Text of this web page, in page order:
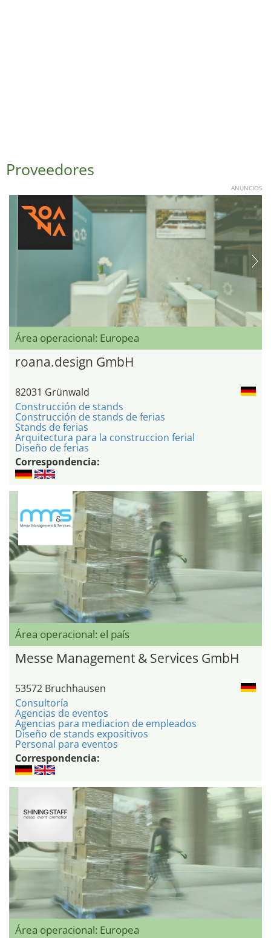
Proveedores
ANUNCIOS
Área operacional: Europea
roana.design GmbH
82031 Grünwald
Construcción de stands
Construcción de stands de ferias
Stands de ferias
Arquitectura para la construccion ferial
Diseño de ferias
Correspondencia:
Área operacional: el país
Messe Management & Services GmbH
53572 Bruchhausen
Consultoría
Agencias de eventos
Agencias para mediacion de empleados
Diseño de stands expositivos
Personal para eventos
Correspondencia:
Área operacional: Europea